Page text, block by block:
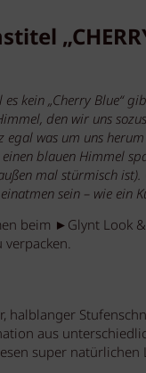
kein „Cherry Blue“
den wir uns
was um uns
blauen Himmel
mal stürmisch
sein – wie ein
beim ►Glynt Look
aus
super natürlichen